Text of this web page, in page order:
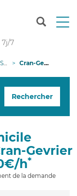
T
n
g
i
7j/7
Cran-Gevrier
Rechercher
Gevrier
h*
de la demande